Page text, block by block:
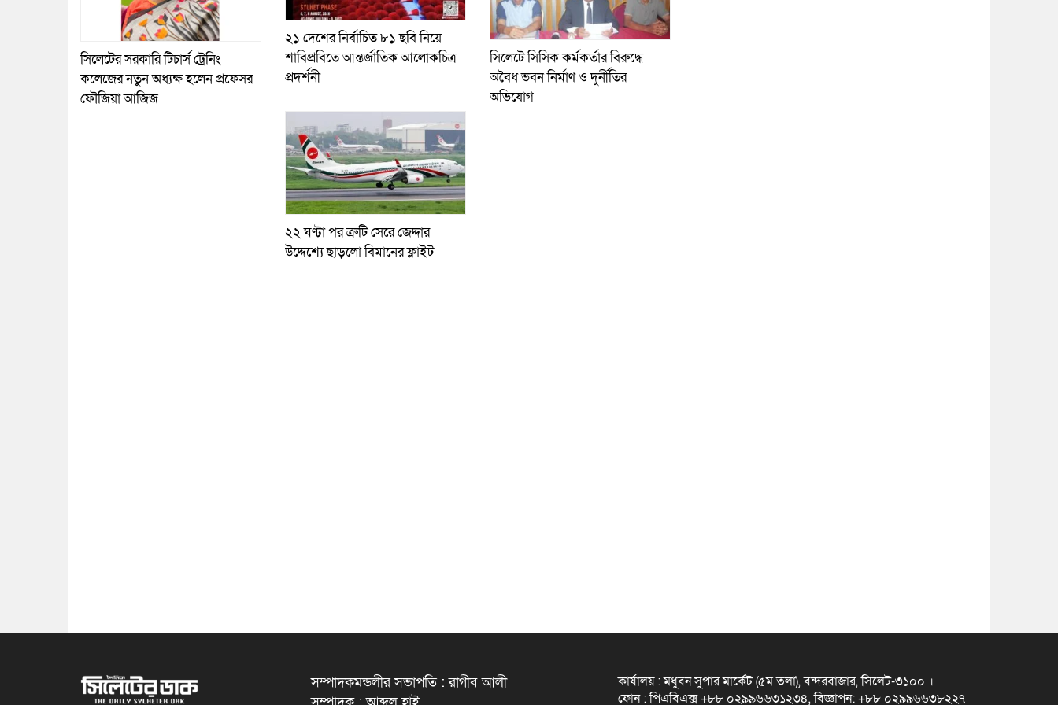
সিলেটের সরকারি টিচার্স ট্রেনিং
কলেজের নতুন অধ্যক্ষ হলেন প্রফেসর
ফৌজিয়া আজিজ
২১ দেশের নির্বাচিত ৮১ ছবি নিয়ে
শাবিপ্রবিতে আন্তর্জাতিক আলোকচিত্র
প্রদর্শনী
সিলেটে সিসিক কর্মকর্তার বিরুদ্ধে
অবৈধ ভবন নির্মাণ ও দুর্নীতির
অভিযোগ
২২ ঘণ্টা পর ত্রুটি সেরে জেদ্দার
উদ্দেশ্যে ছাড়লো বিমানের ফ্লাইট
সম্পাদকমন্ডলীর সভাপতি : রাগীব আলী
কার্যালয় : মধুবন সুপার মার্কেট (৫ম তলা), বন্দরবাজার, সিলেট-৩১০০ ।
ফোন : পিএবিএক্স +৮৮ ০২৯৯৬৬৩১২৩৪, বিজ্ঞাপন: +৮৮ ০২৯৯৬৬৩৮২২৭